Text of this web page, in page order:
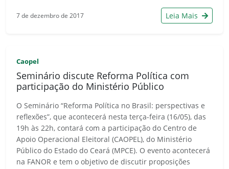
7 de dezembro de 2017 Leia Mais
Caopel
Seminário discute Reforma Política com
participação do Ministério Público
O Seminário “Reforma Política no Brasil: perspectivas e
reflexões”, que acontecerá nesta terça-feira (16/05), das
19h às 22h, contará com a participação do Centro de
Apoio Operacional Eleitoral (CAOPEL), do Ministério
Público do Estado do Ceará (MPCE). O evento acontecerá
na FANOR e tem o objetivo de discutir proposições